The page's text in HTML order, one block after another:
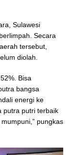
Sulawesi
Secara
tersebut,
diolah.
Bisa
bangsa
energi ke
putra putri terbaik
pungkas